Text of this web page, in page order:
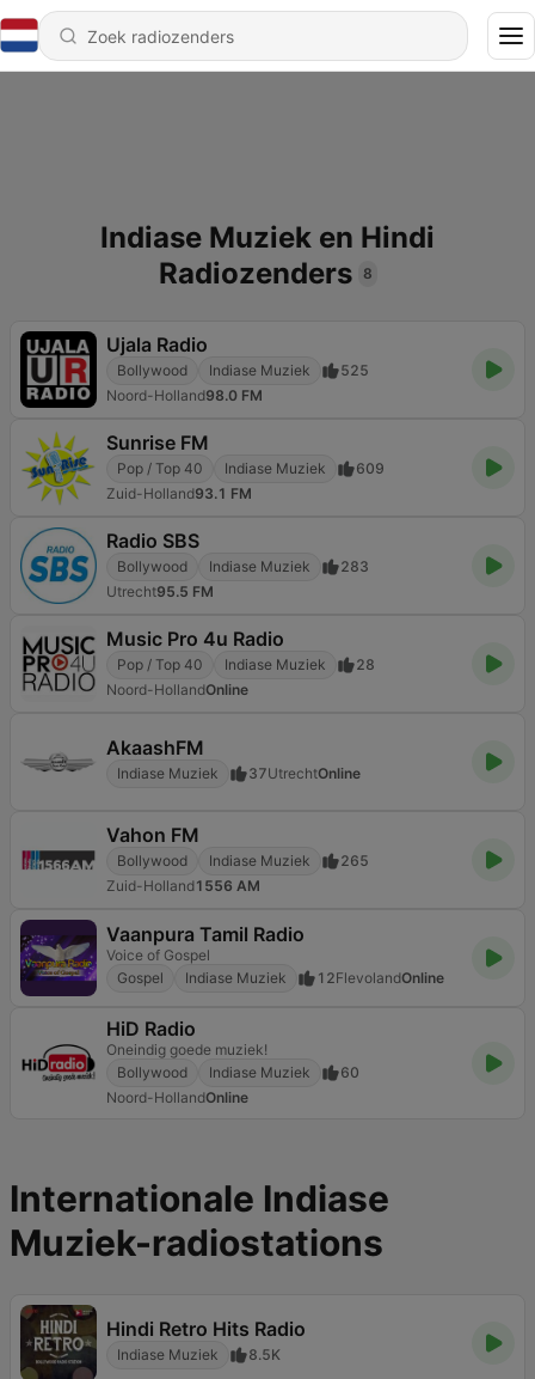
Indiase Muziek en Hindi
Radiozenders
8
Ujala Radio
Bollywood Indiase Muziek
525
Noord-Holland98.0 FM
Sunrise FM
Pop / Top 40 Indiase Muziek
609
Zuid-Holland93.1 FM
Radio SBS
Bollywood Indiase Muziek
283
Utrecht95.5 FM
Music Pro 4u Radio
Pop / Top 40 Indiase Muziek
28
Noord-HollandOnline
AkaashFM
Indiase Muziek 37UtrechtOnline
Vahon FM
Bollywood Indiase Muziek
265
Zuid-Holland1556 AM
Vaanpura Tamil Radio
Voice of Gospel
Gospel
Indiase Muziek 12FlevolandOnline
HiD Radio
Oneindig goede muziek!
Bollywood
Indiase Muziek
60
Noord-HollandOnline
Internationale Indiase
Muziek-radiostations
Hindi Retro Hits Radio
Indiase Muziek 8.5K